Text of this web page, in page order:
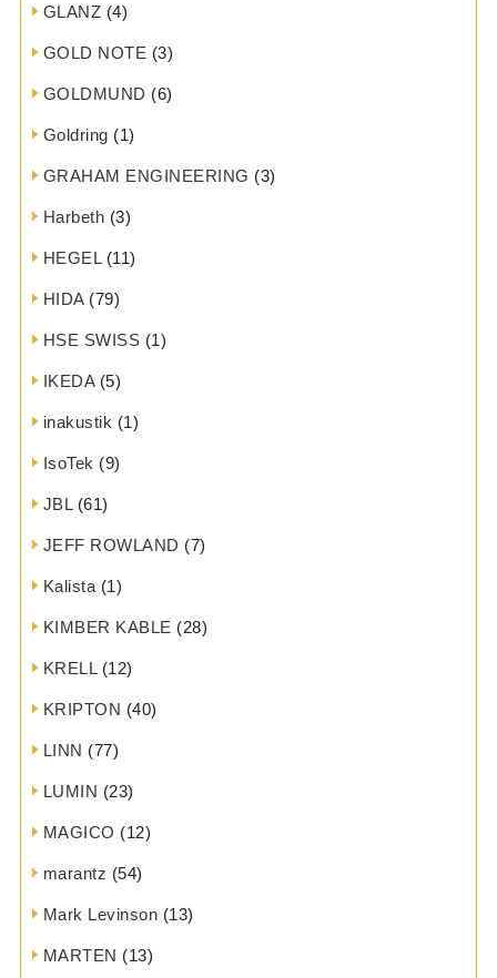
GLANZ (4)
GOLD NOTE (3)
GOLDMUND (6)
Goldring (1)
GRAHAM ENGINEERING (3)
Harbeth (3)
HEGEL(11)
HIDA(79)
HSE SWISS (1)
IKEDA(5)
inakustik (1)
IsoTek (9)
JBL(61)
JEFF ROWLAND (7)
Kalista (1)
KIMBER KABLE (28)
KRELL(12)
KRIPTON (40)
LINN (77)
LUMIN (23)
MAGICO (12)
marantz (54)
Mark Levinson (13)
MARTEN (13)